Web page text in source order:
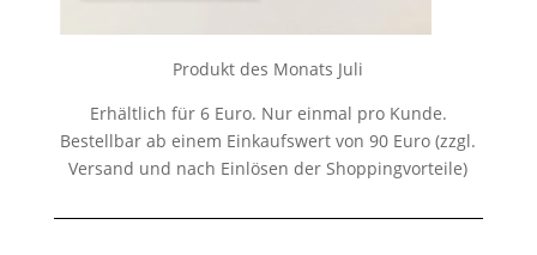
Produkt des Monats Juli
Erhältlich für 6 Euro. Nur einmal pro Kunde.
Bestellbar ab einem Einkaufswert von 90 Euro (zzgl.
Versand und nach Einlösen der Shoppingvorteile)